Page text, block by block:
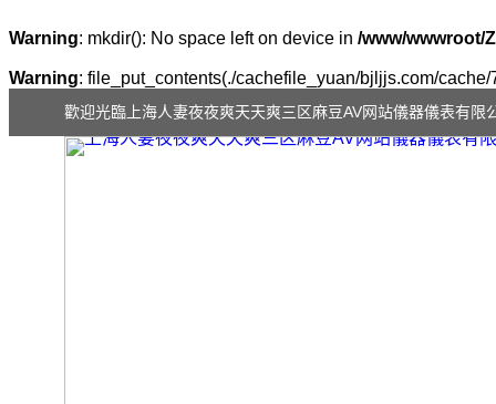
Warning: mkdir(): No space left on device in /www/wwwroot/
Warning: file_put_contents(./cachefile_yuan/bjljjs.com/
歡迎光臨上海人妻夜夜爽天天爽三区麻豆AV网站儀器儀表有限